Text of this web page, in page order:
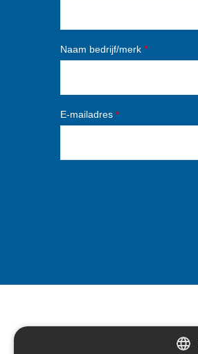
Naam bedrijf/merk *
E-mailadres *